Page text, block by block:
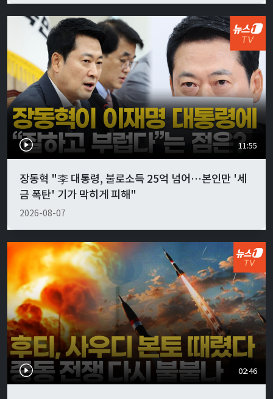
11:55
장동혁 "李 대통령, 불로소득 25억 넘어…본인만 '세
금 폭탄' 기가 막히게 피해"
2026-08-07
02:46